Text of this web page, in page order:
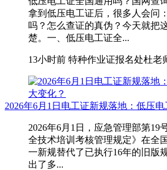
拿到低压电工证后，很多人会问
吗？怎么查证的真伪？今天就把
楚。一、低压电工证全...
13小时前 特种作业证报名处杜老
2026年6月1日电工证新规落地：低压
2026年6月1日，应急管理部第19
全技术培训考核管理规定》在全
一新规替代了已执行16年的旧版
出了多...